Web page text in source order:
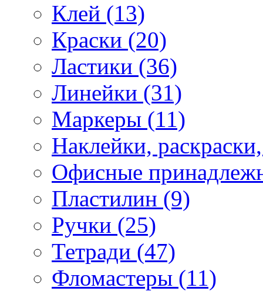
Клей (13)
Краски (20)
Ластики (36)
Линейки (31)
Маркеры (11)
Наклейки,
Офисные
Пластилин (9)
Ручки (25)
Тетради (47)
Фломастеры (11)